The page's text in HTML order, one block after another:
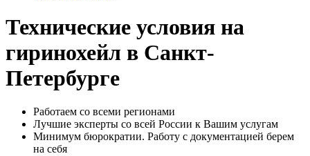
Технические условия на
гиринохейл в Санкт-
Петербурге
Работаем со всеми регионами
Лучшие эксперты со всей России к Вашим услугам
Минимум бюрократии. Работу с документацией берем
на себя